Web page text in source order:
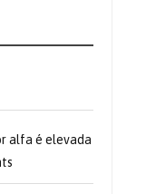
alfa é elevada